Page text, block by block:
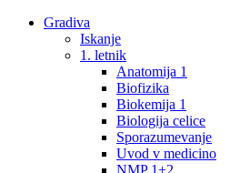
Gradiva
Iskanje
1. letnik
Anatomija 1
Biofizika
Biokemija 1
Biologija celice
Sporazumevanje
Uvod v medicino
NMP 1+2